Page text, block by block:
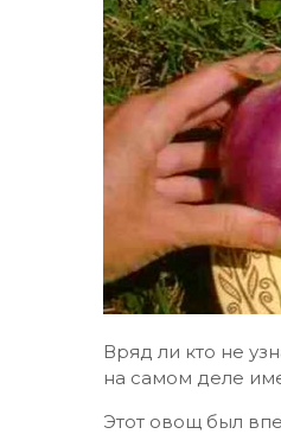
Вряд ли кто не
на самом деле
Этот овощ был